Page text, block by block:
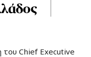
του Chief Executive